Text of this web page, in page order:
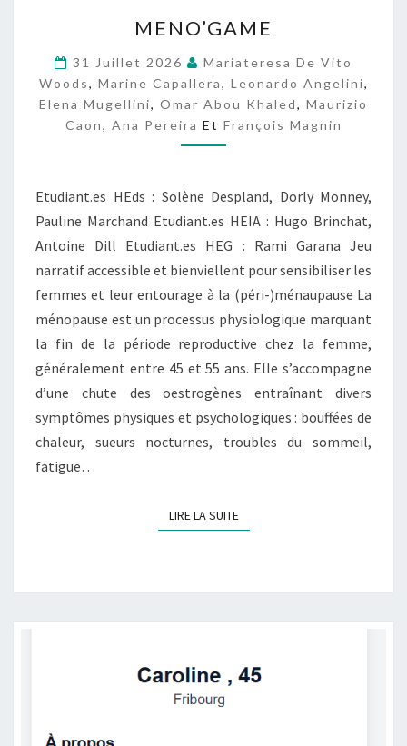
E
O
’
G
A
M
MENO’GAME
31 Juillet 2026
Mariateresa De Vito
Woods, Marine Capallera, Leonardo Angelini,
Elena Mugellini, Omar Abou Khaled, Maurizio
Caon, Ana Pereira Et François Magnin
Etudiant.es HEds : Solène Despland, Dorly Monney,
Pauline Marchand Etudiant.es HEIA : Hugo Brinchat,
Antoine Dill Etudiant.es HEG : Rami Garana Jeu
narratif accessible et bienviellent pour sensibiliser les
femmes et leur entourage à la (péri-)ménaupause La
ménopause est un processus physiologique marquant
la fin de la période reproductive chez la femme,
généralement entre 45 et 55 ans. Elle s’accompagne
d’une chute des oestrogènes entraînant divers
symptômes physiques et psychologiques : bouffées de
chaleur, sueurs nocturnes, troubles du sommeil,
fatigue…
LIRE LA SUITELIRE LA SUITE